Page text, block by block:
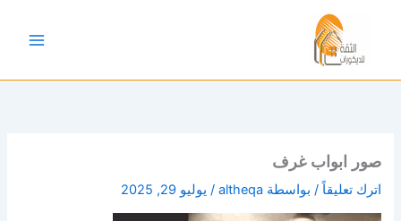
المحتوى
صور ابواب غرف
اترك تعليقاً / بواسطة altheqa
/ يوليو 29, 2025